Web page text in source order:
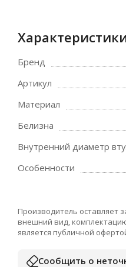
Бренд
Артикул
Материал
Белизна
Внутренний диаметр
Особенности
Производитель оставляет
внешний вид,
является публичной
Сообщить о